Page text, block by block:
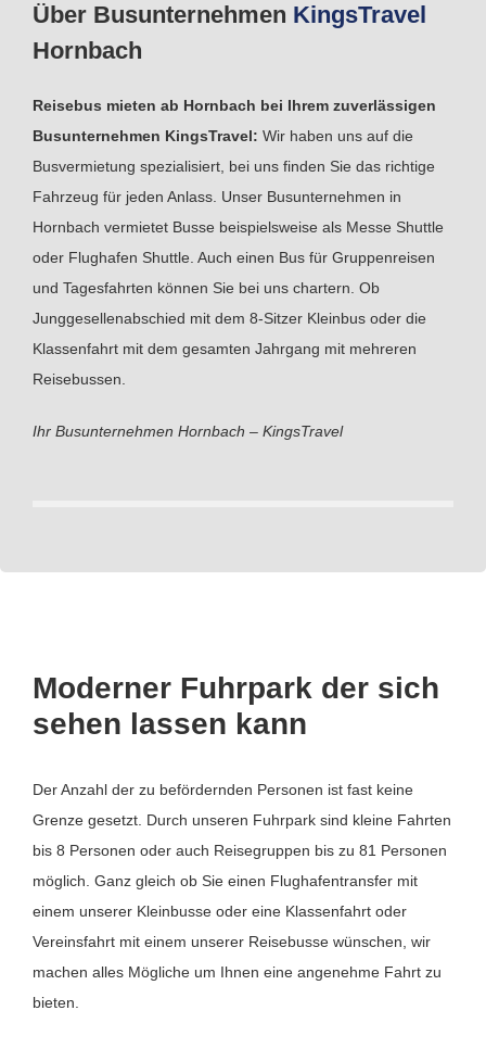
Über Busunternehmen KingsTravel
Hornbach
Reisebus mieten ab Hornbach bei Ihrem zuverlässigen
Busunternehmen KingsTravel: Wir haben uns auf die
Busvermietung spezialisiert, bei uns finden Sie das richtige
Fahrzeug für jeden Anlass. Unser Busunternehmen in
Hornbach vermietet Busse beispielsweise als Messe Shuttle
oder Flughafen Shuttle. Auch einen Bus für Gruppenreisen
und Tagesfahrten können Sie bei uns chartern. Ob
Junggesellenabschied mit dem 8-Sitzer Kleinbus oder die
Klassenfahrt mit dem gesamten Jahrgang mit mehreren
Reisebussen.
Ihr Busunternehmen Hornbach – KingsTravel
Moderner Fuhrpark der sich
sehen lassen kann
Der Anzahl der zu befördernden Personen ist fast keine
Grenze gesetzt. Durch unseren Fuhrpark sind kleine Fahrten
bis 8 Personen oder auch Reisegruppen bis zu 81 Personen
möglich. Ganz gleich ob Sie einen Flughafentransfer mit
einem unserer Kleinbusse oder eine Klassenfahrt oder
Vereinsfahrt mit einem unserer Reisebusse wünschen, wir
machen alles Mögliche um Ihnen eine angenehme Fahrt zu
bieten.